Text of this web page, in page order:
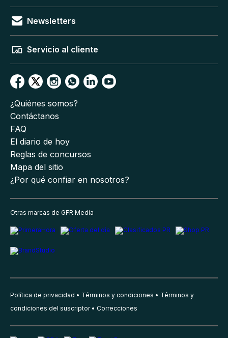
Newsletters
Servicio al cliente
¿Quiénes somos?
Contáctanos
FAQ
El diario de hoy
Reglas de concursos
Mapa del sitio
¿Por qué confiar en nosotros?
Otras marcas de GFR Media
Política de privacidad Términos y condiciones
Términos y
condiciones del suscriptor
Correcciones